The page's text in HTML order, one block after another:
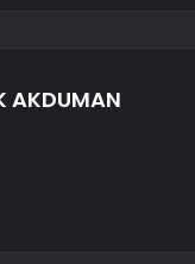
AKDUMAN